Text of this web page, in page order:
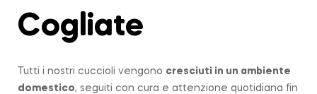
Cogliate
Tutti i nostri cuccioli vengono cresciuti in un ambiente
domestico, seguiti con cura e attenzione quotidiana fin